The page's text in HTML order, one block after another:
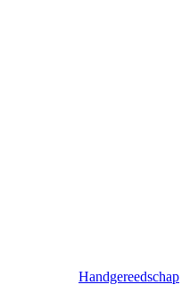
Handgereedschap